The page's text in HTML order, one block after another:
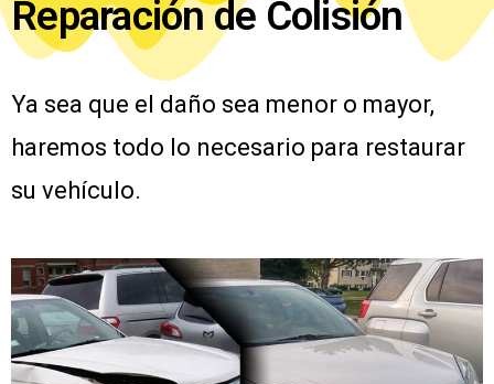
Reparación de Colisión
Ya sea que el daño sea menor o mayor,
haremos todo lo necesario para restaurar
su vehículo.